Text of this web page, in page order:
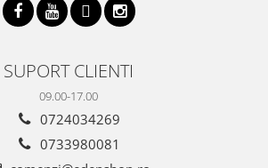
SUPORT CLIENTI
09.00-17.00
0724034269
0733980081